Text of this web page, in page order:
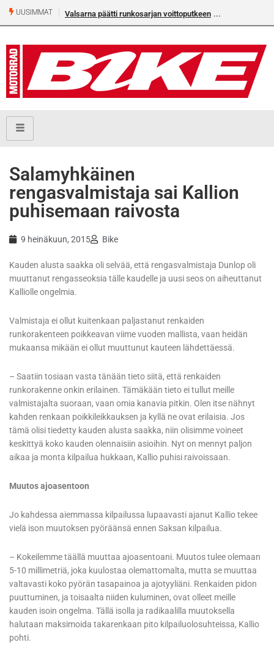
UUSIMMAT Valsarna päätti runkosarjan voittoputkeen
Salamyhkäinen
rengasvalmistaja sai Kallion
puhisemaan raivosta
9 heinäkuun, 2015 Bike
Kauden alusta saakka oli selvää, että rengasvalmistaja Dunlop oli
muuttanut rengasseoksia tälle kaudelle ja uusi seos on aiheuttanut
Kalliolle ongelmia.
Valmistaja ei ollut kuitenkaan paljastanut renkaiden
runkorakenteen poikkeavan viime vuoden mallista, vaan heidän
mukaansa mikään ei ollut muuttunut kauteen lähdettäessä.
– Saatiin tosiaan vasta tänään tieto siitä, että renkaiden
runkorakenne onkin erilainen. Tämäkään tieto ei tullut meille
valmistajalta suoraan, vaan omia kanavia pitkin. Olen itse nähnyt
kahden renkaan poikkileikkauksen ja kyllä ne ovat erilaisia. Jos
tämä olisi tiedetty kauden alusta saakka, niin olisimme voineet
keskittyä koko kauden olennaisiin asioihin. Nyt on mennyt paljon
aikaa ja monta kilpailua hukkaan, Kallio puhisi raivoissaan.
Muutos ajoasentoon
Jo kahdessa aiemmassa kilpailussa lupaavasti ajanut Kallio tekee
vielä ison muutoksen pyöräänsä ennen Saksan kilpailua.
– Kokeilemme täällä muuttaa ajoasentoani. Muutos tulee olemaan
5-10 millimetriä, joka kuulostaa olemattomalta, mutta se muuttaa
valtavasti koko pyörän tasapainoa ja ajotyyliäni. Renkaiden pidon
puuttuminen, ja toisaalta niiden kuluminen, ovat olleet meille
kauden isoin ongelma. Tällä isolla ja radikaalilla muutoksella
halutaan maksimoida takarenkaan pito kilpailuolosuhteissa, Kallio
pohti.